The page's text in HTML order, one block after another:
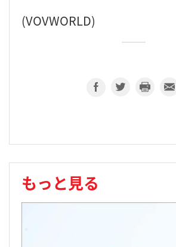
(VOVWORLD)
もっと見る